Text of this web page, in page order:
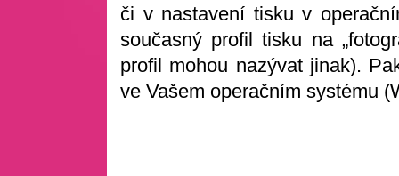
či v nastavení tisku v
současný profil tisku na
profil mohou nazývat jinak).
ve Vašem operačním systému